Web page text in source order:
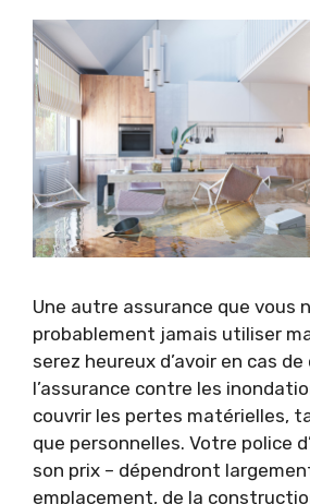
Une autre assurance que vous
probablement jamais utiliser
serez heureux d’avoir en cas
l’assurance contre les
couvrir les pertes matérielles,
que personnelles. Votre police
son prix – dépendront
emplacement, de la